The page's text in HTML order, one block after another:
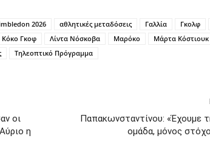
2026 αθλητικές μεταδόσεις Γαλλία Γκολφ
Κόκο Γκοφ Λίντα Νόσκοβα Μαρόκο
Μάρτα Κόστιουκ
Τηλεοπτικό Πρόγραμμα
οι
η
Παπακωνσταντίνου: «Έχουμε
ομάδα, μόνος